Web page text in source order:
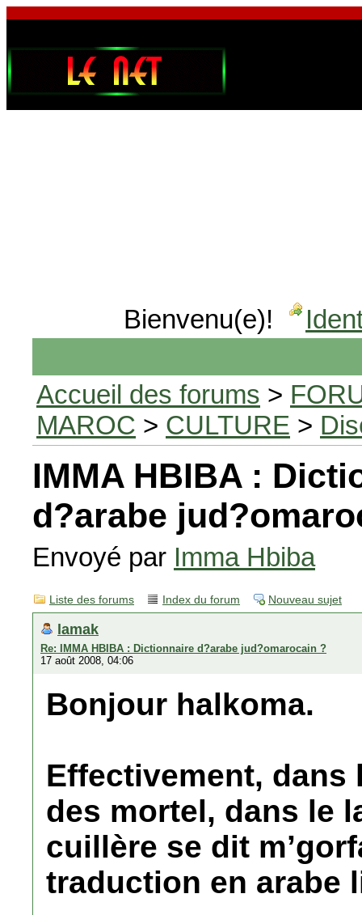
Bienvenu(e)!
Accueil des forums >
MAROC > CULTURE >
IMMA HBIBA :
d?arabe
Envoyé par Imma Hbiba
Liste des forums Index du forum Nouveau sujet
lamak
Re: IMMA HBIBA : Dictionnaire d?arabe jud?omarocain ?
17 août 2008, 04:06
Bonjour halkoma.
Effectivement, dans
des mortel, dans le
cuillère se dit
traduction en arabe